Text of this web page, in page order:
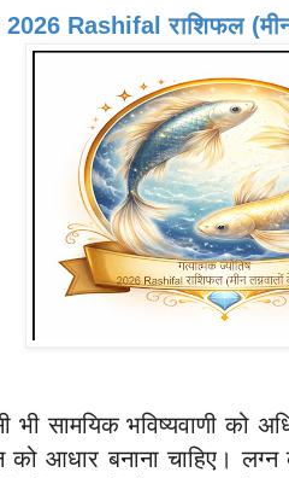
2026 Rashifal राशिफल
भी सामयिक भविष्यवाणी
को आधार बनाना चाहिए।